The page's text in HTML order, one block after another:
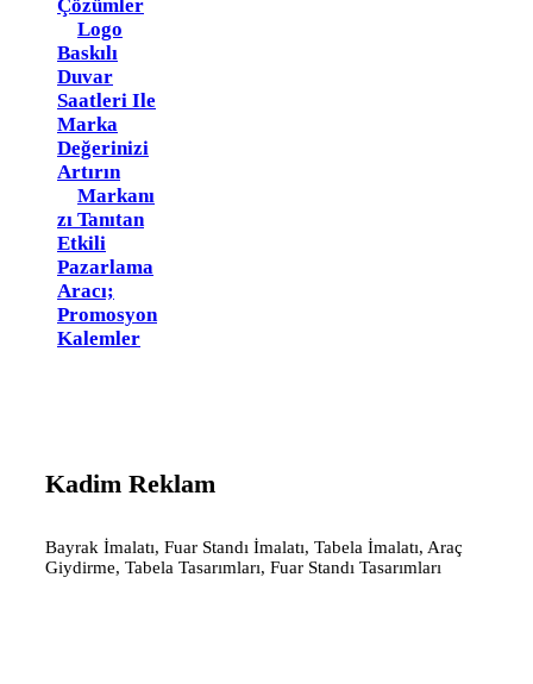
Çözümler
Logo
Baskılı
Duvar
Saatleri Ile
Marka
Değerinizi
Artırın
Markanı
Zı Tanıtan
Etkili
Pazarlama
Aracı;
Promosyon
Kalemler
Kadim Reklam
Bayrak İmalatı, Fuar Standı İmalatı, Tabela İmalatı, Araç
Giydirme, Tabela Tasarımları, Fuar Standı Tasarımları